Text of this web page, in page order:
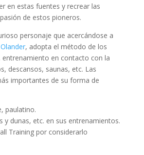
en estas fuentes y recrear las
de estos pioneros.
personaje que acercándose a
Olander, adopta el método de los
entrenamiento en contacto con la
descansos, saunas, etc. Las
importantes de su forma de
paulatino.
y dunas, etc. en sus entrenamientos.
Training por considerarlo